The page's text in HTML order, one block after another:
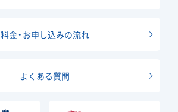
料金・お申し込みの流れ
よくある質問